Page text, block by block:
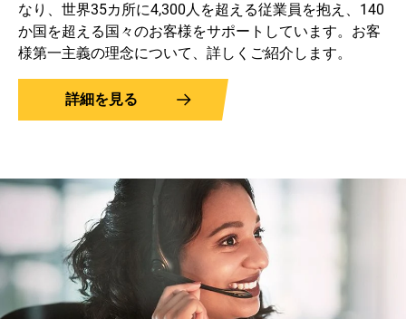
なり、世界35カ所に4,300人を超える従業員を抱え、140
か国を超える国々のお客様をサポートしています。お客
様第一主義の理念について、詳しくご紹介します。
詳細を見る